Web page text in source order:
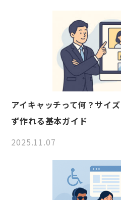
アイキャッチって何？サイ
ず作れる基本ガイド
2025.11.07